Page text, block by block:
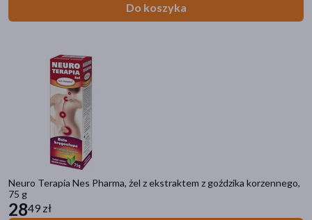
Do koszyka
Neuro Terapia Nes Pharma, żel z ekstraktem z goździka korzennego,
75 g
2849 zł